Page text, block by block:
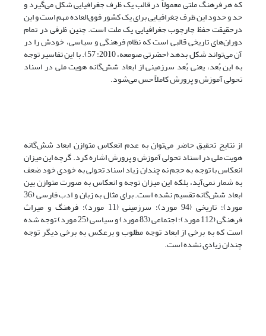
که هر فرهنگ ملتی معمولاً در قالب یک ظرف جغرافیایی شکل می‌گیرد و
حد و حدود این ظرف جغرافیایی برای یک کشور فوق‌العاده مهم است و این
درحقیقت حفظ چارچوب جغرافیایی یک ملت است. چنین ظرفی در تمام
دوران‌های تاریخی قالبی است که نظام فرهنگی و سیاسی، خودش را در
آن می‌تواند شکل بدهد (حضرتی صومعه، 2010: 57). با این تفاسیر توجه
به این بُعد، یعنی بُعد سرزمینی از ابعاد شش‌گانه هویت ملی در اسناد
تحولی آموزش و پرورش کاملاً حس می‌شود.
از نتایج تحقیق حاضر می‌توان به عدم انعکاس متوازن ابعاد شش‌گانه
هویت ملی در اسناد تحولی آموزش و پرورش اشاره کرد. گرچه این میزان
انعکاس با توجه به حجم نه چندان زیاد اسناد تحولی به خودی خود ضعف
به شمار نمی‌آید، بلکه این میزان توجه و انعکاس به صورت متوازن بین
ابعاد شش‌گانه تقسیم نشده است. برای مثال به زبان و ادب فارسی (36
مورد)؛ تاریخی (94 مورد)؛ سرزمینی (11 مورد)؛ فرهنگ و میراث
فرهنگی (112 مورد)؛ اجتماعی (83 مورد) و سیاسی (25 مورد) توجه شده
است که به برخی از ابعاد توجه مطلوب و برعکس به برخی دیگر توجه
چندان زیادی نشده است.